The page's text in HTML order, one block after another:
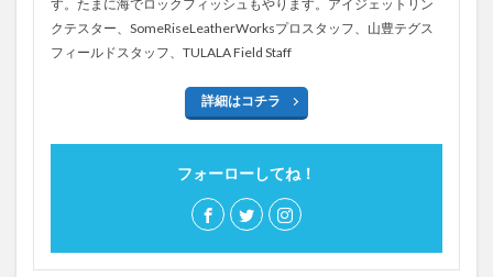
す。たまに海でロックフィッシュもやります。アイジェットリン
クテスター、SomeRiseLeatherWorksプロスタッフ、山豊テグス
フィールドスタッフ、TULALA Field Staff
詳細はコチラ
フォーローしてね！